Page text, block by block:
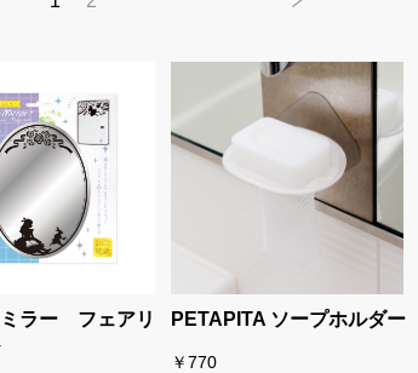
ミラー フェアリ
PETAPITA ソープホルダー
￥770